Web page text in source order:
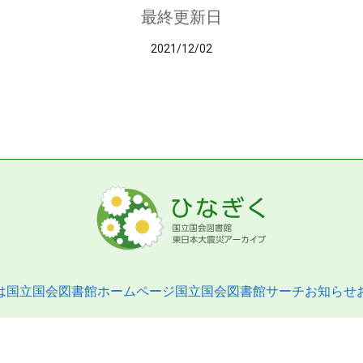
最終更新日
2021/12/02
国立国会図書館ホームページ国立国会図書館サーチお知らせ